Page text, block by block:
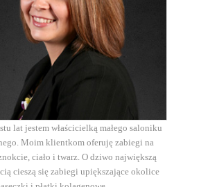
lat jestem właścicielką małego saloniku
Moim klientkom oferuję zabiegi na
ciało i twarz. O dziwo największą
cieszą się zabiegi upiększające okolice